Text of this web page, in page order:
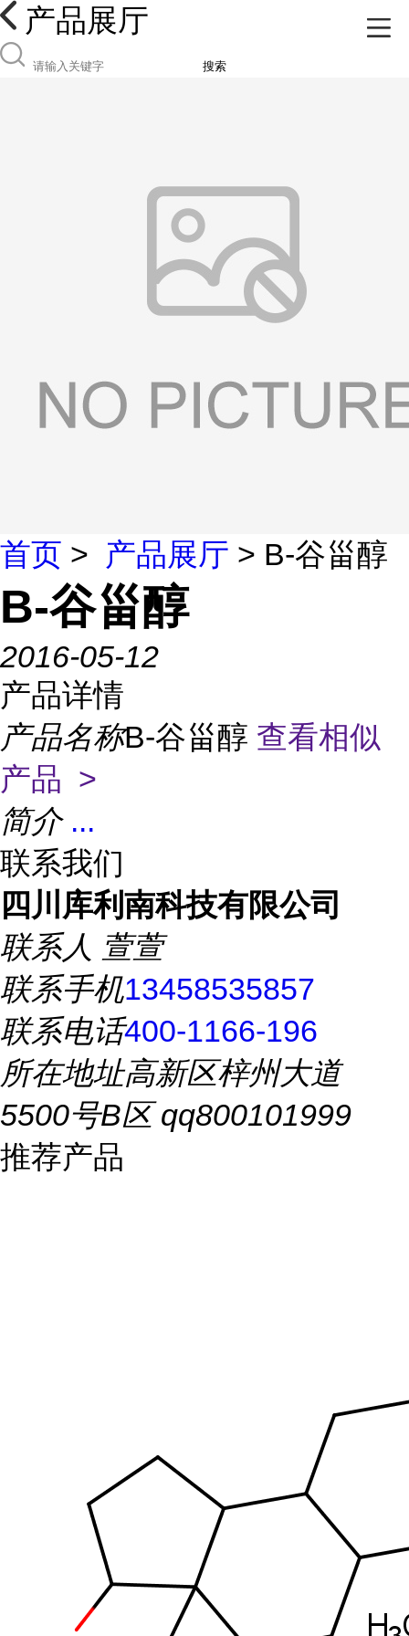
产品展厅
搜索
首页 > 产品展厅 > B-谷甾醇
B-谷甾醇
2016-05-12
产品详情
产品名称B-谷甾醇 查看相似
产品 >
简介 ...
联系我们
四川库利南科技有限公司
联系人 萱萱
联系手机13458535857
联系电话400-1166-196
所在地址高新区梓州大道
5500号B区 qq800101999
推荐产品